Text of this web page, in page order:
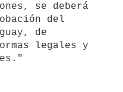
se deberá
del
de
legales y